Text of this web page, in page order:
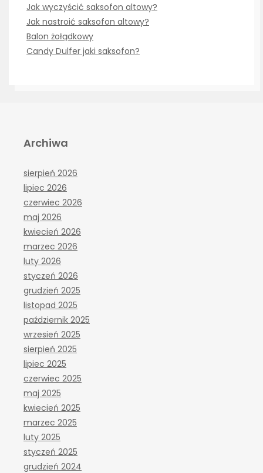
Jak wyczyścić saksofon altowy?
Jak nastroić saksofon altowy?
Balon żołądkowy
Candy Dulfer jaki saksofon?
Archiwa
sierpień 2026
lipiec 2026
czerwiec 2026
maj 2026
kwiecień 2026
marzec 2026
luty 2026
styczeń 2026
grudzień 2025
listopad 2025
październik 2025
wrzesień 2025
sierpień 2025
lipiec 2025
czerwiec 2025
maj 2025
kwiecień 2025
marzec 2025
luty 2025
styczeń 2025
grudzień 2024